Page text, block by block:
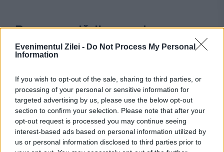
Evenimentul Zilei - Do Not Process My Personal
Information
If you wish to opt-out of the sale, sharing to third parties, or
processing of your personal or sensitive information for
targeted advertising by us, please use the below opt-out
section to confirm your selection. Please note that after your
opt-out request is processed you may continue seeing
interest-based ads based on personal information utilized by
us or personal information disclosed to third parties prior to
Recomandările noastre